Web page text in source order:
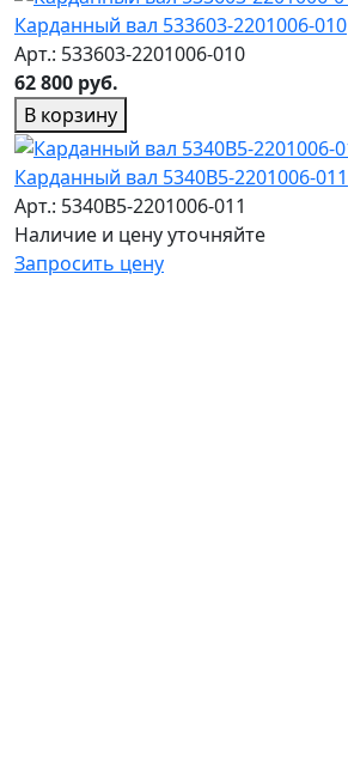
Карданный вал 533603-2201006-010
Арт.: 533603-2201006-010
62 800 руб.
В корзину
Карданный вал 5340B5-2201006-011
Арт.: 5340B5-2201006-011
Наличие и цену уточняйте
Запросить цену